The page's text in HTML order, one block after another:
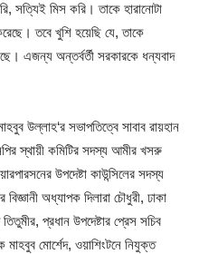
সত্যিই মিস করি। তাকে হারানোটা
তবে খুশি হয়েছি যে, তাকে
এজন্য অন্তর্বর্তী সরকারকে ধন্যবাদ
উল্লাহ‘র সভাপতিত্বে সাবাব রায়হান
স্থায়ী কমিটির সদস্য আমীর খসরু
উপদেষ্টা কাউন্সিলের সদস্য
অধ্যাপক দিলারা চৌধুরী, ঢাকা
প্রধান উপদেষ্টার প্রেস সচিব
মোর্শেদ, ওয়াশিংটনে নিযুক্ত